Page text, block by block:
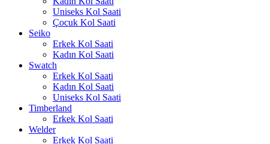
Uniseks Kol Saati
Çocuk Kol Saati
Seiko
Erkek Kol Saati
Kadın Kol Saati
Swatch
Erkek Kol Saati
Kadın Kol Saati
Uniseks Kol Saati
Timberland
Erkek Kol Saati
Welder
Erkek Kol Saati